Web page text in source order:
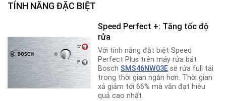
TÍNH NĂNG ĐẶC BIỆT
Speed Perfect +: Tăng tốc độ
rửa
Với tính năng đặt biệt Speed
Perfect Plus trên máy rửa bát
BoschSMS46NW03E sẽ rửa full tải
trong thời gian ngắn hơn. Thời gian
xả giảm tới 66% mà vẫn đạt hiêu
quả cao nhất.